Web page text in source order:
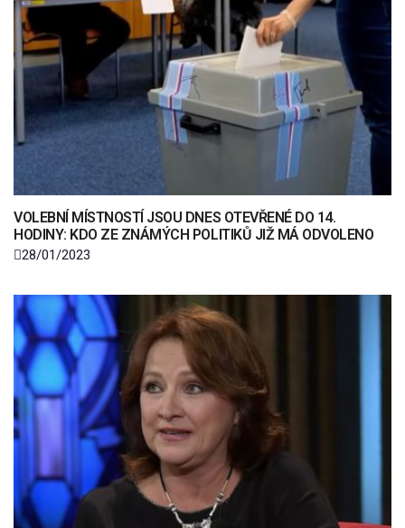
VOLEBNÍ MÍSTNOSTÍ JSOU DNES OTEVŘENÉ DO 14.
HODINY: KDO ZE ZNÁMÝCH POLITIKŮ JIŽ MÁ ODVOLENO
28/01/2023